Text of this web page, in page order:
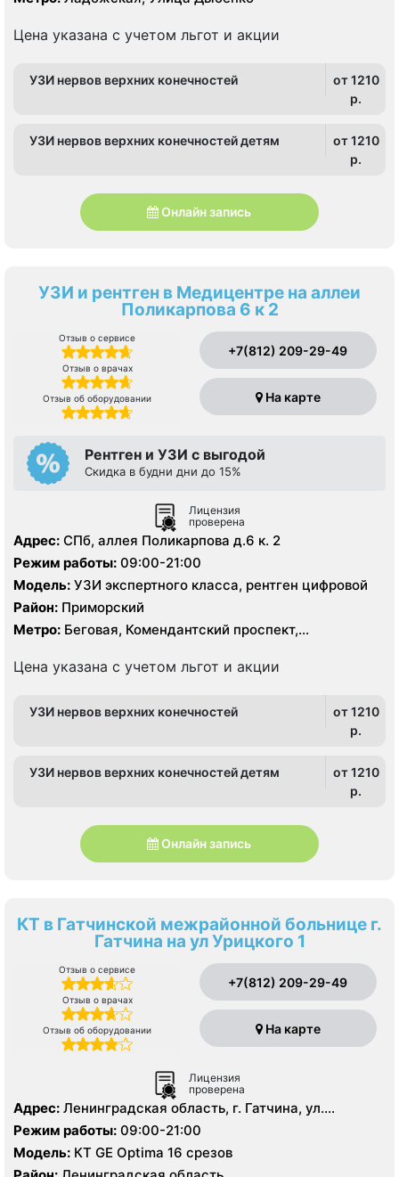
Цена указана с учетом льгот и акции
УЗИ нервов верхних конечностей
от 1210
p.
УЗИ нервов верхних конечностей детям
от 1210
p.
Онлайн запись
УЗИ и рентген в Медицентре на аллеи
Поликарпова 6 к 2
Отзыв о сервисе
Отзыв о врачах
Отзыв об оборудовании
+7(812) 209-29-49
На карте
Рентген и УЗИ с выгодой
Скидка в будни дни до 15%
Лицензия
проверена
Адрес: СПб, аллея Поликарпова д.6 к. 2
Режим работы: 09:00-21:00
Модель: УЗИ экспертного класса, рентген цифровой
Район: Приморский
Метро: Беговая, Комендантский проспект,
Цена указана с учетом льгот и акции
УЗИ нервов верхних конечностей
от 1210
p.
УЗИ нервов верхних конечностей детям
от 1210
p.
Онлайн запись
КТ в Гатчинской межрайонной больнице г.
Гатчина на ул Урицкого 1
Отзыв о сервисе
Отзыв о врачах
Отзыв об оборудовании
+7(812) 209-29-49
На карте
Лицензия
проверена
Адрес: Ленинградская область, г. Гатчина, ул.
Урицкого д. 1
Режим работы: 09:00-21:00
Модель: КТ GE Optima 16 срезов